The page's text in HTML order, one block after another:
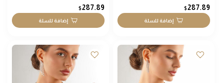
287.89
$
إضافة للسلة
287.89
$
إضافة للسلة